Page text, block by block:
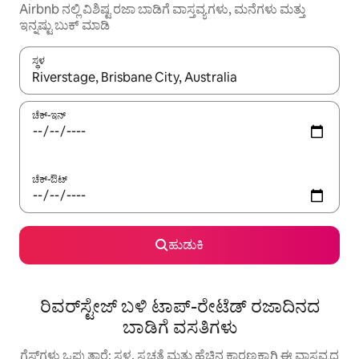
Airbnb ನಲ್ಲಿ ವಿಶಿಷ್ಟ ರಜಾ ಬಾಡಿಗೆ ವಾಸ್ತವ್ಯಗಳು, ಮನೆಗಳು ಮತ್ತು
ಇನ್ನಷ್ಟು ಬುಕ್ ಮಾಡಿ
ಸ್ಥಳ
ಫಲಿತಾಂಶಗಳು ಲಭ್ಯವಿರುವಾಗ, ಅಪ್ ಮತ್ತು ಡೌನ್ ಬಾಣದ ಕೀಲಿಗಳೊಂದಿಗೆ
ಚೆಕ್-ಇನ್
ಚೆಕ್-ಔಟ್
ಹುಡುಕಿ
ರಿವರ್‌ಸ್ಟೇಜ್ ಬಳಿ ಟಾಪ್-ರೇಟೆಡ್ ರಜಾದಿನದ
ಬಾಡಿಗೆ ವಸತಿಗಳು
ಗೆಸ್ಟ್‌ಗಳು ಒಪ್ಪುತ್ತಾರೆ: ಸ್ಥಳ, ಸ್ವಚ್ಛತೆ ಮತ್ತು ಹೆಚ್ಚಿನ ಕಾರಣಕ್ಕಾಗಿ ಈ ವಾಸ್ತವ್ಯದ